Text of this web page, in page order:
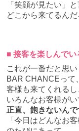
「笑顔が見たい」
どこから来てるん
■ 接客を楽しんでい
これが一番だと思い
BAR CHANCEって
客様も来てくれるし
いろんなお客様が
正直、飽きないんで
「今日はどんなお